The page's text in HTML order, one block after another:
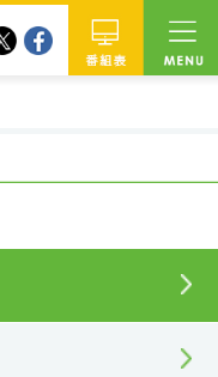
twitterfacebook